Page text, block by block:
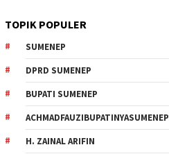
TOPIK POPULER
SUMENEP
DPRD SUMENEP
BUPATI SUMENEP
ACHMADFAUZIBUPATINYASUMENEP
H. ZAINAL ARIFIN